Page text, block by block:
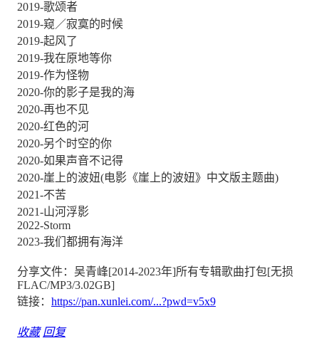
2019-歌颂者
2019-窥／寂寞的时候
2019-起风了
2019-我在原地等你
2019-作为怪物
2020-你的影子是我的海
2020-再也不见
2020-红色的河
2020-另个时空的你
2020-如果声音不记得
2020-崖上的波妞(电影《崖上的波妞》中文版主题曲)
2021-不苦
2021-山河浮影
2022-Storm
2023-我们都拥有海洋
分享文件：吴青峰[2014-2023年]所有专辑歌曲打包[无损
FLAC/MP3/3.02GB]
链接： https://pan.xunlei.com/...?pwd=v5x9
收藏 回复